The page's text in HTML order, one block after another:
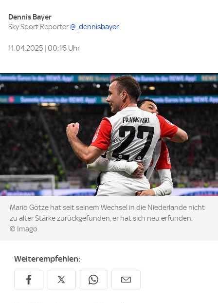
Dennis Bayer
Sky Sport Reporter@_dennisbayer
11.04.2025 | 00:16 Uhr
Image:
Mario Götze hat seit seinem Wechsel in die Niederlande nicht
zu alter Stärke zurückgefunden, er hat sich neu erfunden.
© Imago
Weiterempfehlen: